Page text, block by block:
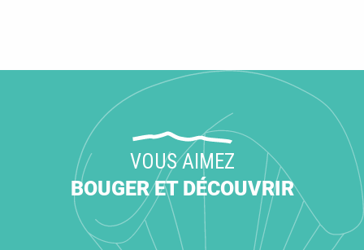
VOUS AIMEZ
BOUGER ET DÉCOUVRIR